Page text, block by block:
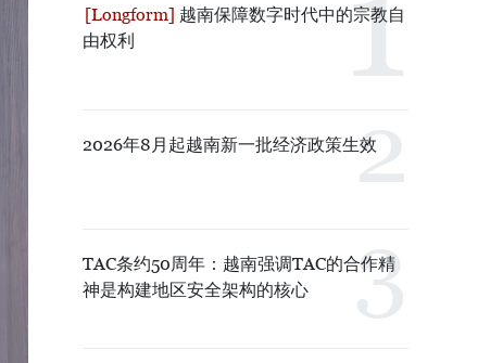
越南保障数字时代中的宗教自
由权利
2026年8月起越南新一批经济政策生效
TAC条约50周年：越南强调TAC的合作精
神是构建地区安全架构的核心